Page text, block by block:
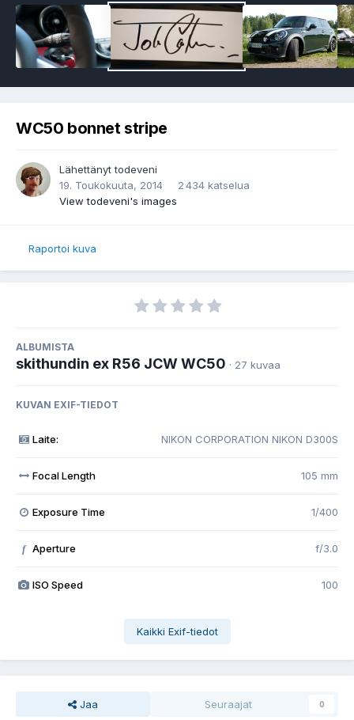
WC50 bonnet stripe
Lähettänyttodeveni
19. Toukokuuta, 2014
2 434 katselua
View todeveni's images
Raportoi kuva
ALBUMISTA
skithundin ex R56 JCW WC50 · 27 kuvaa
KUVAN EXIF-TIEDOT
Laite: NIKON CORPORATION NIKON D300S
Focal Length 105 mm
Exposure Time 1/400
f Aperture f/3.0
ISO Speed 100
Kaikki Exif-tiedot
Jaa Seuraajat 0